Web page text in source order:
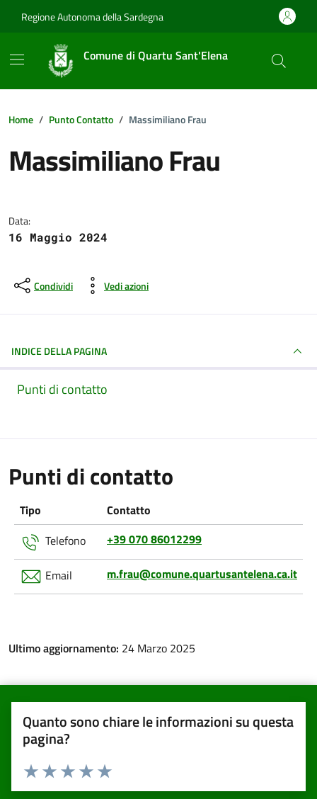
Regione Autonoma della Sardegna
Comune di Quartu Sant'Elena
Home Punto Contatto Massimiliano Frau
Massimiliano Frau
Data:
16 Maggio 2024
Condividi Vedi azioni
INDICE DELLA PAGINA
Punti di contatto
Punti di contatto
Tipo
Contatto
Telefono
+39 070 86012299
Email m.frau@comune.quartusantelena.ca.it
Ultimo aggiornamento: 24 Marzo 2025
Quanto sono chiare le informazioni su questa
pagina?
Valuta da 1 a 5 stelle la pagina
Valuta 5 stelle su 5
Valuta 4 stelle su 5
Valuta 3 stelle su 5
Valuta 2 stelle su 5
Valuta una stella su 5